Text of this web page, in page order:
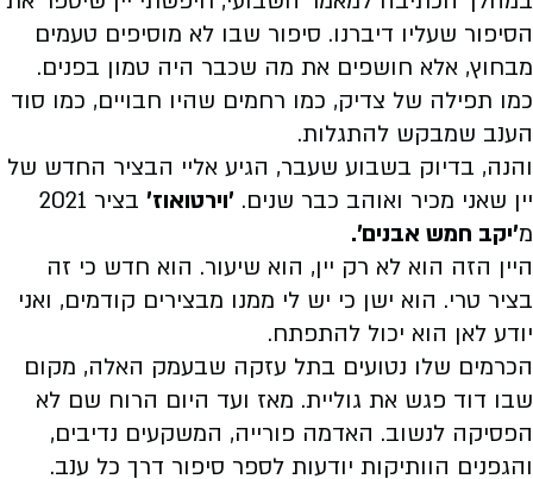
הסיפור שעליו דיברנו. סיפור שבו לא מוסיפים טעמים
מבחוץ, אלא חושפים את מה שכבר היה טמון בפנים.
כמו תפילה של צדיק, כמו רחמים שהיו חבויים, כמו סוד
הענב שמבקש להתגלות.
והנה, בדיוק בשבוע שעבר, הגיע אליי הבציר החדש של
יין שאני מכיר ואוהב כבר שנים. 'וירטואוז'
בציר 2021
מ'יקב חמש אבנים'.
היין הזה הוא לא רק יין, הוא שיעור. הוא חדש כי זה
בציר טרי. הוא ישן כי יש לי ממנו מבצירים קודמים, ואני
יודע לאן הוא יכול להתפתח.
הכרמים שלו נטועים בתל עזקה שבעמק האלה, מקום
שבו דוד פגש את גוליית. מאז ועד היום הרוח שם לא
הפסיקה לנשוב. האדמה פורייה, המשקעים נדיבים,
והגפנים הוותיקות יודעות לספר סיפור דרך כל ענב.